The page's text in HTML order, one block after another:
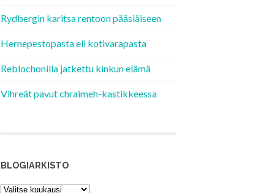
Rydbergin karitsa rentoon pääsiäiseen
Hernepestopasta eli kotivarapasta
Reblochonilla jatkettu kinkun elämä
Vihreät pavut chraimeh-kastikkeessa
BLOGIARKISTO
Blogiarkisto